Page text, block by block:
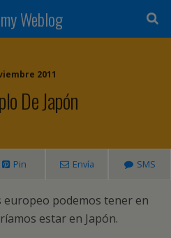
Weblog
2011
De Japón
Pin Envía SMS
europeo podemos tener en
estar en Japón.